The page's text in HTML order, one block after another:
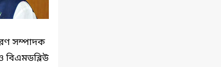
সম্পাদক
বিএমডব্লিউ